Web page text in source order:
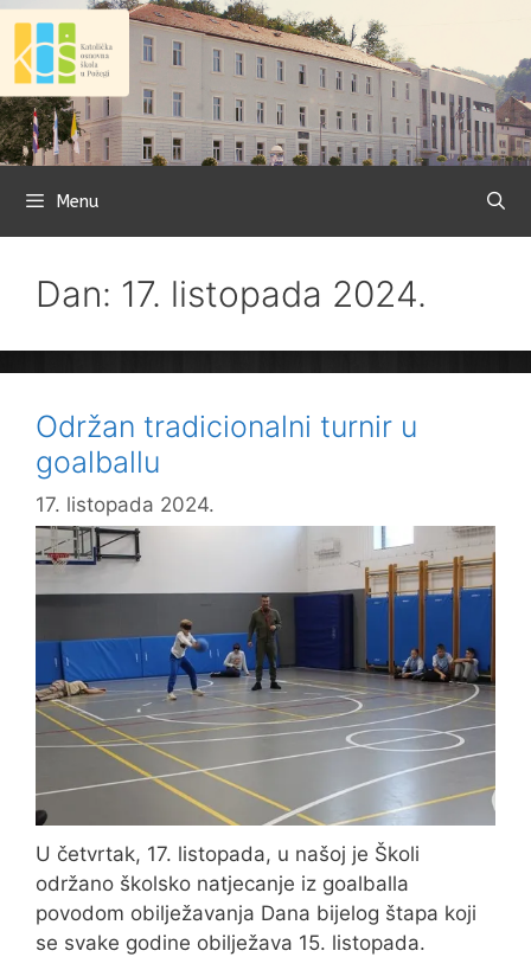
Preskoči
sadržaj
Menu
Dan: 17. listopada 2024.
Održan tradicionalni turnir u
goalballu
17. listopada 2024.
U četvrtak, 17. listopada, u našoj je Školi
održano školsko natjecanje iz goalballa
povodom obilježavanja Dana bijelog štapa koji
se svake godine obilježava 15. listopada.